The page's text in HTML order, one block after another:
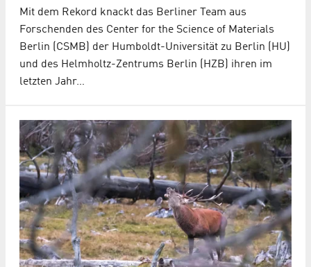
Mit dem Rekord knackt das Berliner Team aus
Forschenden des Center for the Science of Materials
Berlin (CSMB) der Humboldt-Universität zu Berlin (HU)
und des Helmholtz-Zentrums Berlin (HZB) ihren im
letzten Jahr…